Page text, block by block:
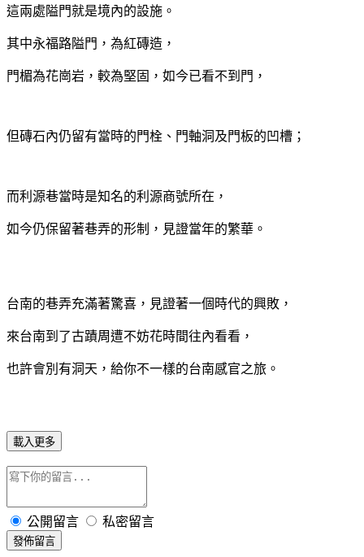
這兩處隘門就是境內的設施。
其中永福路隘門，為紅磚造，
門楣為花崗岩，較為堅固，如今已看不到門，
但磚石內仍留有當時的門栓、門軸洞及門板的凹槽；
而利源巷當時是知名的利源商號所在，
如今仍保留著巷弄的形制，見證當年的繁華。
台南的巷弄充滿著驚喜，見證著一個時代的興敗，
來台南到了古蹟周遭不妨花時間往內看看，
也許會別有洞天，給你不一樣的台南感官之旅。
載入更多
公開留言 私密留言
發佈留言